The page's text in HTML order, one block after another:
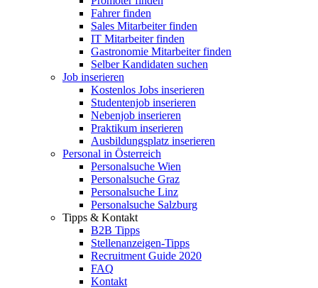
Fahrer finden
Sales Mitarbeiter finden
IT Mitarbeiter finden
Gastronomie Mitarbeiter finden
Selber Kandidaten suchen
Job inserieren
Kostenlos Jobs inserieren
Studentenjob inserieren
Nebenjob inserieren
Praktikum inserieren
Ausbildungsplatz inserieren
Personal in Österreich
Personalsuche Wien
Personalsuche Graz
Personalsuche Linz
Personalsuche Salzburg
Tipps & Kontakt
B2B Tipps
Stellenanzeigen-Tipps
Recruitment Guide 2020
FAQ
Kontakt